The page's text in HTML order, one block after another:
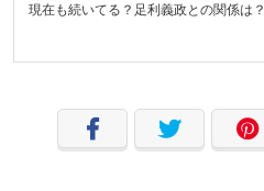
現在も続いてる？足利義政との関係は？